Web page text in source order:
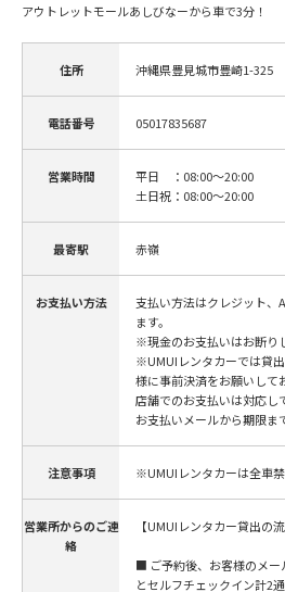
アウトレットモールあしびなーから車で3分！
住所 沖縄県豊見城市豊崎1-325
電話番号 05017835687
営業時間
平日 ：08:00～20:00
土日祝：08:00～20:00
最寄駅 赤嶺
お支払い方法
支払い方法はクレジット、
ます。
※現金のお支払いはお断り
※UMUIレンタカーでは貸
様に事前決済をお願いして
店舗でのお支払いは対応し
お支払いメールから期限ま
注意事項 ※UMUIレンタカーは全車禁
営業所からのご連
絡
【UMUIレンタカー貸出の流
■ ご予約後、お客様のメー
とセルフチェックイン計2